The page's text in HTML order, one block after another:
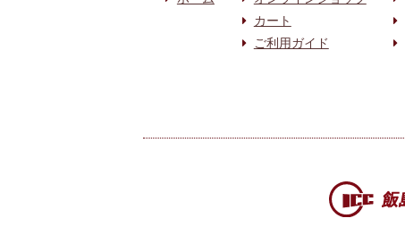
カート
ご利用ガイド